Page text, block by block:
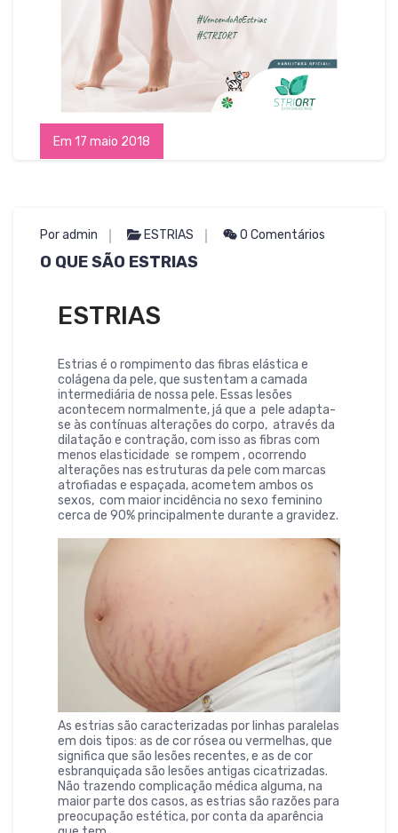
Em 17 maio 2018
Por admin ESTRIAS 0 Comentários
O QUE SÃO ESTRIAS
ESTRIAS
Estrias é o rompimento das fibras elástica e
colágena da pele, que sustentam a camada
intermediária de nossa pele. Essas lesões
acontecem normalmente, já que a pele adapta-
se às contínuas alterações do corpo, através da
dilatação e contração, com isso as fibras com
menos elasticidade se rompem , ocorrendo
alterações nas estruturas da pele com marcas
atrofiadas e espaçada, acometem ambos os
sexos, com maior incidência no sexo feminino
cerca de 90% principalmente durante a gravidez.
As estrias são caracterizadas por linhas paralelas
em dois tipos: as de cor rósea ou vermelhas, que
significa que são lesões recentes, e as de cor
esbranquiçada são lesões antigas cicatrizadas.
Não trazendo complicação médica alguma, na
maior parte dos casos, as estrias são razões para
preocupação estética, por conta da aparência